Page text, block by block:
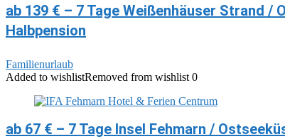
ab 139 € – 7 Tage Weißenhäuser Strand
Halbpension
Familienurlaub
Added to wishlistRemoved from wishlist 0
ab 67 € – 7 Tage Insel Fehmarn /